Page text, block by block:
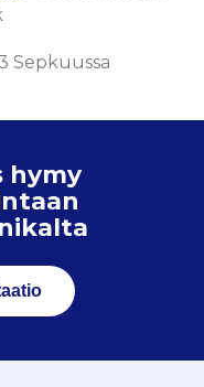
Sepkuussa
hymy